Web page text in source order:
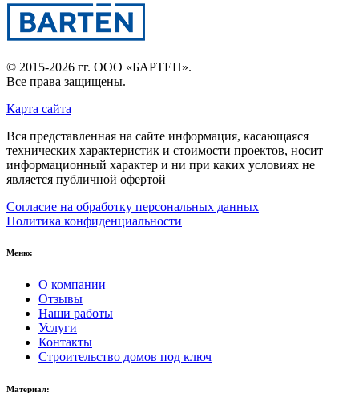
© 2015-2026 гг. ООО «БАРТЕН».
Все права защищены.
Карта сайта
Вся представленная на сайте информация, касающаяся
технических характеристик и стоимости проектов, носит
информационный характер и ни при каких условиях не
является публичной офертой
Согласие на обработку персональных данных
Политика конфиденциальности
Меню:
О компании
Отзывы
Наши работы
Услуги
Контакты
Строительство домов под ключ
Материал: